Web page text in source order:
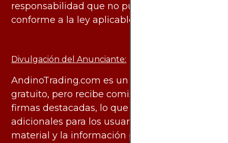
responsabilidad que no pueda ser excluida
conforme a la ley aplicable.
Divulgación del Anunciante:
AndinoTrading.com es un sitio de uso
gratuito, pero recibe comisiones de algunas
firmas destacadas, lo que no genera costos
adicionales para los usuarios. Todo el
material y la información publicados se